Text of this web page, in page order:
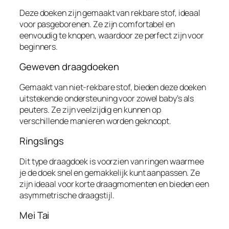
Deze doeken zijn gemaakt van rekbare stof, ideaal
voor pasgeborenen. Ze zijn comfortabel en
eenvoudig te knopen, waardoor ze perfect zijn voor
beginners.
Geweven draagdoeken
Gemaakt van niet-rekbare stof, bieden deze doeken
uitstekende ondersteuning voor zowel baby’s als
peuters. Ze zijn veelzijdig en kunnen op
verschillende manieren worden geknoopt.
Ringslings
Dit type draagdoek is voorzien van ringen waarmee
je de doek snel en gemakkelijk kunt aanpassen. Ze
zijn ideaal voor korte draagmomenten en bieden een
asymmetrische draagstijl.
Mei Tai